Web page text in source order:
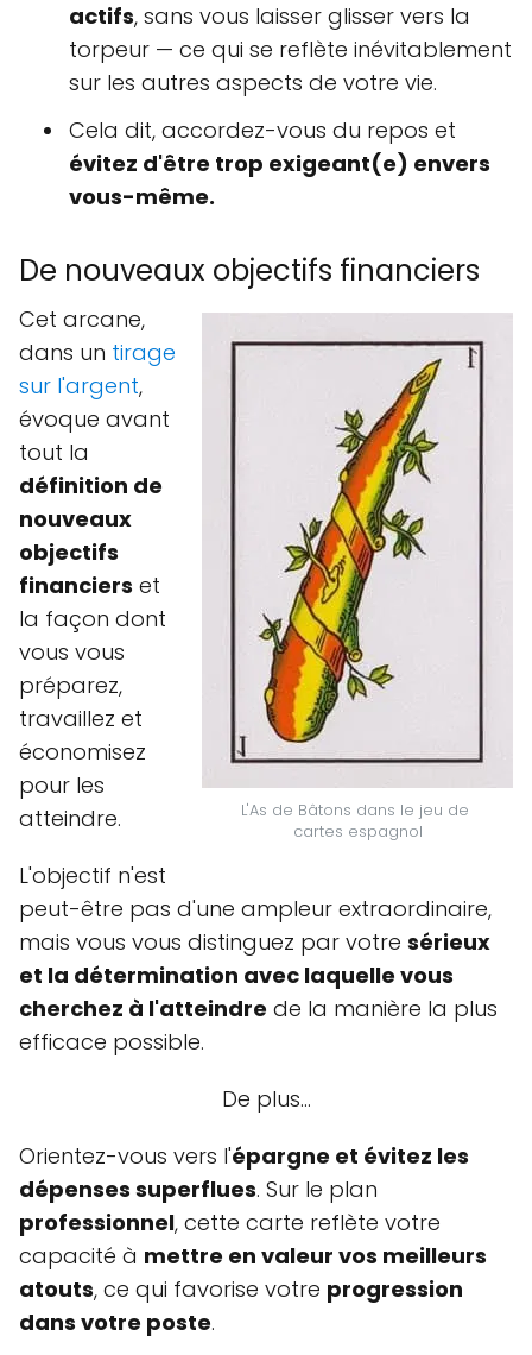
actifs, sans vous laisser glisser vers la
torpeur — ce qui se reflète inévitablement
sur les autres aspects de votre vie.
Cela dit, accordez-vous du repos et
évitez d'être trop exigeant(e) envers
vous-même.
De nouveaux objectifs financiers
L'As de Bâtons dans le jeu de
cartes espagnol
Cet arcane,
dans un tirage
sur l'argent,
évoque avant
tout la
définition de
nouveaux
objectifs
financiers et
la façon dont
vous vous
préparez,
travaillez et
économisez
pour les
atteindre.
L'objectif n'est
peut-être pas d'une ampleur extraordinaire,
mais vous vous distinguez par votre sérieux
et la détermination avec laquelle vous
cherchez à l'atteindre de la manière la plus
efficace possible.
De plus…
Orientez-vous vers l'épargne et évitez les
dépenses superflues. Sur le plan
professionnel, cette carte reflète votre
capacité à mettre en valeur vos meilleurs
atouts, ce qui favorise votre progression
dans votre poste.